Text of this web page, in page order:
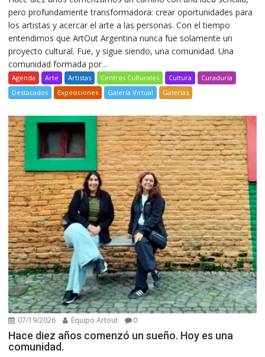
pero profundamente transformadora: crear oportunidades para
los artistas y acercar el arte a las personas. Con el tiempo
entendimos que ArtOut Argentina nunca fue solamente un
proyecto cultural. Fue, y sigue siendo, una comunidad. Una
comunidad formada por...
Agenda Arte Artistas Centros Culturales Cultura
Curaduría
Destacados
Exposiciones Galería Virtual Galerías
07/19/2026 Equipo Artout 0
Hace diez años comenzó un sueño. Hoy es una
comunidad.